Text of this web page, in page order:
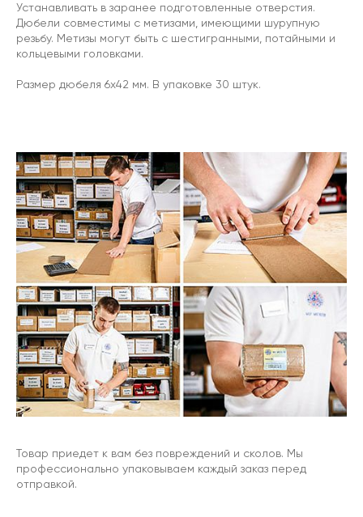
Устанавливать в заранее подготовленные отверстия.
Дюбели совместимы с метизами, имеющими шурупную
резьбу. Метизы могут быть с шестигранными, потайными и
кольцевыми головками.
Размер дюбеля 6х42 мм. В упаковке 30 штук.
Товар приедет к вам без повреждений и сколов. Мы
профессионально упаковываем каждый заказ перед
отправкой.